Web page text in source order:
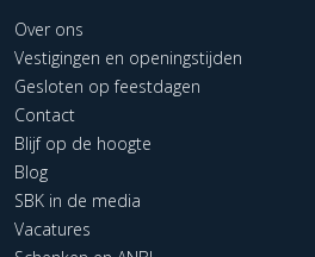
Over ons
Vestigingen en openingstijden
Gesloten op feestdagen
Contact
Blijf op de hoogte
Blog
SBK in de media
Vacatures